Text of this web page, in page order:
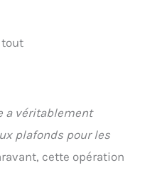
a véritablement
plafonds pour les
cette opération